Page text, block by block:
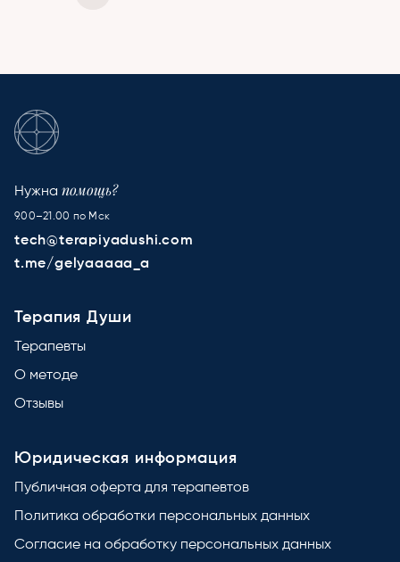
Нужна помощь?
9.00–21.00 по Мск
tech@terapiyadushi.com
t.me/gelyaaaaa_a
Терапия Души
Терапевты
О методе
Отзывы
Юридическая информация
Публичная оферта для терапевтов
Политика обработки персональных данных
Согласие на обработку персональных данных